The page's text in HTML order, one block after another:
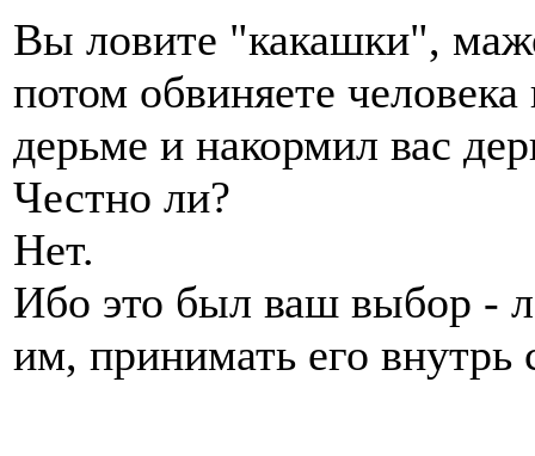
Вы ловите "какашки",
потом обвиняете
дерьме и накормил вас
Честно ли?
Нет.
Ибо это был ваш выбор -
им, принимать его внутрь